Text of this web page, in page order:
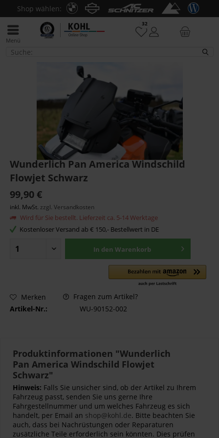
Shop wählen:
32
Menü
Adventure
Wunderlich Pan America Windschild
Flowjet Schwarz
99,90 €
inkl. MwSt. zzgl. Versandkosten
Wird für Sie bestellt. Lieferzeit ca. 5-14 Werktage
Kostenloser Versand ab € 150,- Bestellwert in DE
In den Warenkorb
Merken
Fragen zum Artikel?
Artikel-Nr.:
WU-90152-002
Produktinformationen "Wunderlich
Pan America Windschild Flowjet
Schwarz"
Hinweis: Falls Sie unsicher sind, ob der Artikel zu Ihrem
Fahrzeug passt, senden Sie uns gerne Ihre
Fahrgestellnummer und um welches Fahrzeug es sich
handelt, per Email an shop@kohl.de. Bitte beachten Sie
auch, dass bei Nachrüstungen oder Reparaturen
zusätzliche Teile erforderlich sein könnten. Dies prüfen